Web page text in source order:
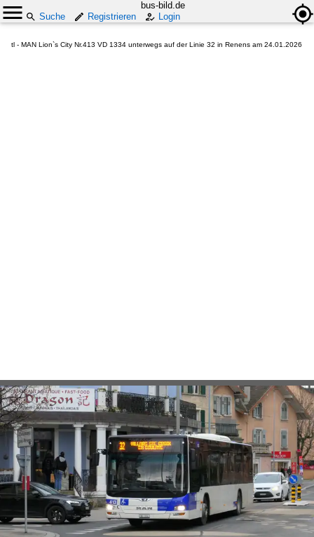
bus-bild.de
Suche
Registrieren Login
tl - MAN Lion`s City Nr.413 VD 1334 unterwegs auf der Linie 32 in Renens am 24.01.2026